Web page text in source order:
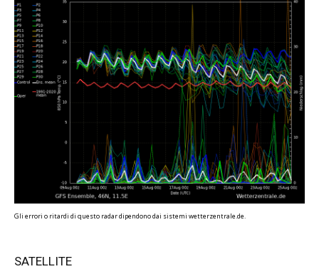
Gli errori o ritardi di questo radar dipendono dai sistemi wetterzentrale.de.
SATELLITE